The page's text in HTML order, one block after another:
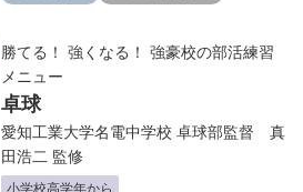
勝てる！ 強くなる！ 強豪校の部活練習
メニュー
卓球
愛知工業大学名電中学校 卓球部監督 真
田浩二 監修
小学校高学年から